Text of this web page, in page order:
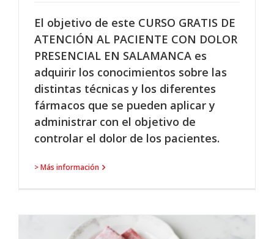
El objetivo de este CURSO GRATIS DE
ATENCIÓN AL PACIENTE CON DOLOR
PRESENCIAL EN SALAMANCA es
adquirir los conocimientos sobre las
distintas técnicas y los diferentes
fármacos que se pueden aplicar y
administrar con el objetivo de
controlar el dolor de los pacientes.
> Más información